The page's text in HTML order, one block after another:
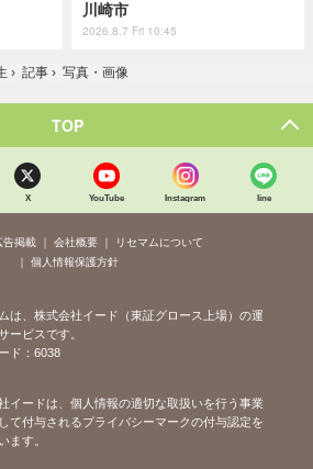
川崎市
2026.8.7 Fri 10:45
› 記事 › 写真・画像
TOP
X YouTube Instagram line
告掲載 会社概要
リセマムについて
個人情報保護方針
は、株式会社イード（東証グロース上場）の運
ービスです。
ド：6038
イードは、個人情報の適切な取扱いを行う事業
て付与されるプライバシーマークの付与認定を
ます。